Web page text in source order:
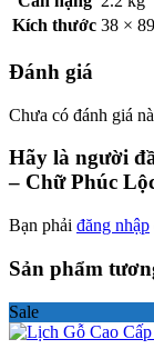
Kích thước 38 ×
Đánh giá
Chưa có đánh giá
Hãy là người
– Chữ Phúc
Bạn phải đăng nhập
Sản phẩm
Sale